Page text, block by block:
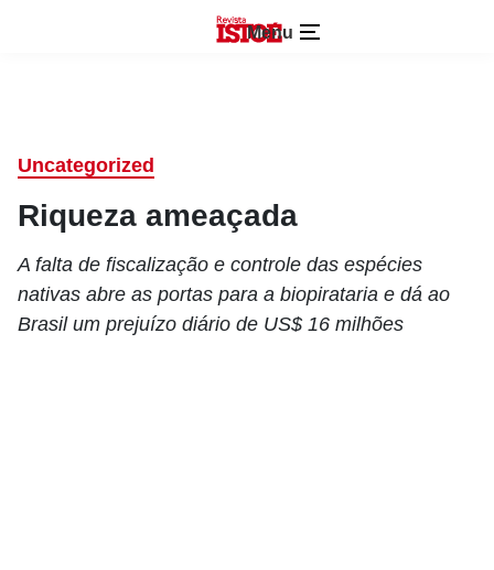
Menu
Uncategorized
Riqueza ameaçada
A falta de fiscalização e controle das espécies
nativas abre as portas para a biopirataria e dá ao
Brasil um prejuízo diário de US$ 16 milhões